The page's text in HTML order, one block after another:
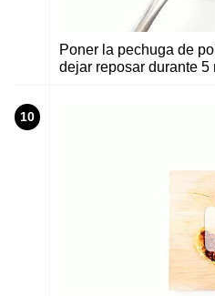
Poner la pechuga de
dejar reposar durante 5
10